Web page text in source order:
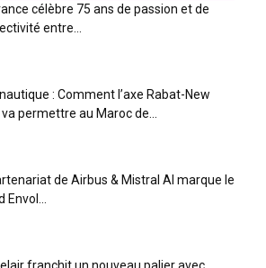
célèbre 75 ans de passion et de
entre...
: Comment l’axe Rabat-New
va permettre au Maroc de...
de Airbus & Mistral AI marque le
Envol...